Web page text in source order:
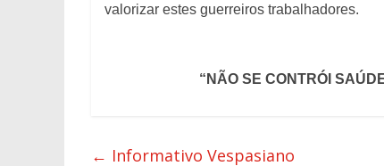
valorizar estes guerreiros trabalhadores.
“NÃO SE CONTRÓI
← Informativo Vespasiano